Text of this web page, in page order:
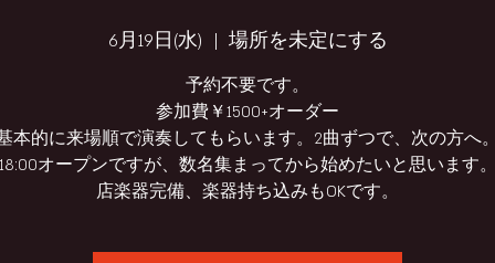
6月19日(水)
  |
場所を未定にする
予約不要です。
参加費￥1500+オーダー
本的に来場順で演奏してもらいます。2曲ずつで、次の方へ。
18:00オープンですが、数名集まってから始めたいと思います。